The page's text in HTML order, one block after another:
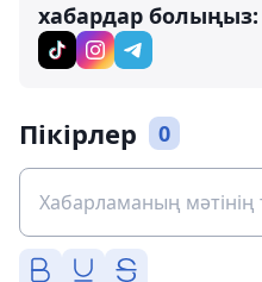
хабардар болыңыз:
Пікірлер 0